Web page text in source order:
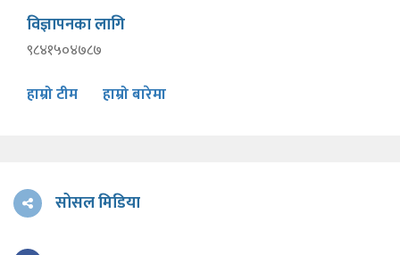
विज्ञापनका लागि
९८४१५०४७८७
हाम्रो टीम हाम्रो बारेमा
सोसल मिडिया